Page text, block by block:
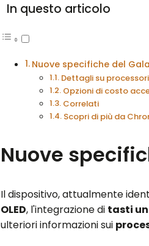
In questo articolo
Nuove specifiche del
Dettagli su processori
Opzioni di costo
Correlati
Scopri di più da
Nuove
Il dispositivo, attualmente
OLED, l'integrazione di tasti
ulteriori informazioni sui